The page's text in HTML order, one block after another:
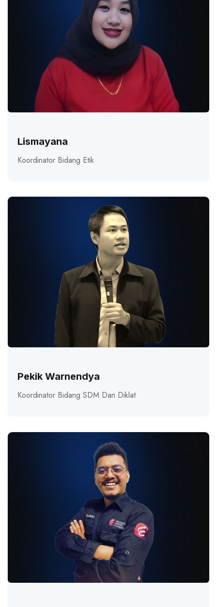
Lismayana
Koordinator Bidang Etik
Pekik Warnendya
Koordinator Bidang SDM Dan Diklat